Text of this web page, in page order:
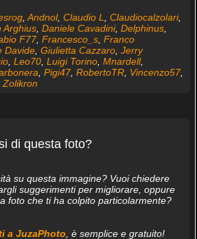
, Andnol, Claudio L Claudiocalzolari,
Arghius, Daniele Cavadini, Delphinus,
F77, Francesco_s, Franco
Davide, Giulietta Cazzaro, Jerry
, Leo70, Luigi Torino, Mnardell,
Pigi47, RobertoTR, Vincenzo57,
Zolikron
di questa foto?
su questa immagine? Vuoi chiedere
suggerimenti per migliorare, oppure
foto che ti ha colpito particolarmente?
a JuzaPhoto , è semplice e gratuito!